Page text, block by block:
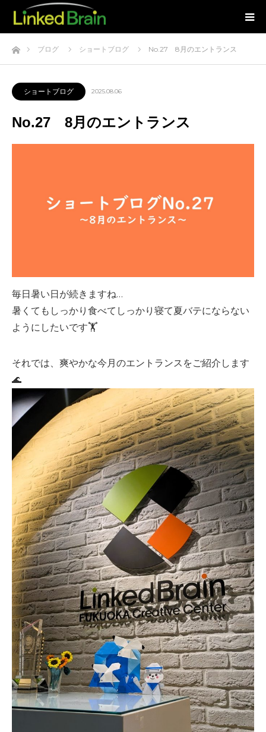
ホームブログ ショートブログ No.27 8月のエントランス
ショートブログ 2025.08.06
No.27 8月のエントランス
毎日暑い日が続きますね…
暑くてもしっかり食べてしっかり寝て夏バテにならない
ようにしたいです🏋️
それでは、爽やかな今月のエントランスをご紹介します
🌊